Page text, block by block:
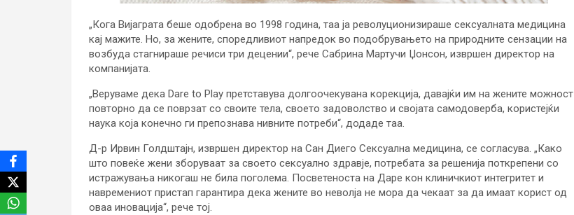
„Кога Вијаграта беше одобрена во 1998 година, таа ја револуционизираше сексуалната медицина
кај мажите. Но, за жените, споредливиот напредок во подобрувањето на природните сензации на
возбуда стагнираше речиси три децении“, рече Сабрина Мартучи Џонсон, извршен директор на
компанијата.
„Веруваме дека Dare to Play претставува долгоочекувана корекција, давајќи им на жените можност
повторно да се поврзат со своите тела, своето задоволство и својата самодоверба, користејќи
наука која конечно ги препознава нивните потреби“, додаде таа.
Д-р Ирвин Голдштајн, извршен директор на Сан Диего Сексуална медицина, се согласува. „Како
што повеќе жени зборуваат за своето сексуално здравје, потребата за решенија поткрепени со
истражувања никогаш не била поголема. Посветеноста на Даре кон клиничкиот интегритет и
навремениот пристап гарантира дека жените во неволја не мора да чекаат за да имаат корист од
оваа иновација“, рече тој.